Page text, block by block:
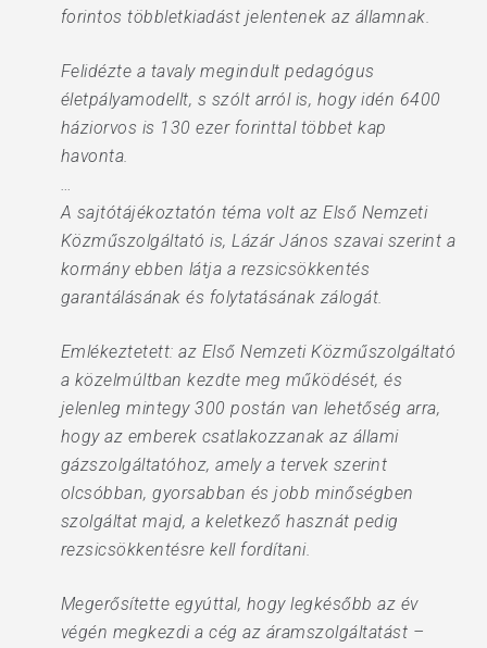
forintos többletkiadást jelentenek az államnak.
Felidézte a tavaly megindult pedagógus
életpályamodellt, s szólt arról is, hogy idén 6400
háziorvos is 130 ezer forinttal többet kap
havonta.
…
A sajtótájékoztatón téma volt az Első Nemzeti
Közműszolgáltató is, Lázár János szavai szerint a
kormány ebben látja a rezsicsökkentés
garantálásának és folytatásának zálogát.
Emlékeztetett: az Első Nemzeti Közműszolgáltató
a közelmúltban kezdte meg működését, és
jelenleg mintegy 300 postán van lehetőség arra,
hogy az emberek csatlakozzanak az állami
gázszolgáltatóhoz, amely a tervek szerint
olcsóbban, gyorsabban és jobb minőségben
szolgáltat majd, a keletkező hasznát pedig
rezsicsökkentésre kell fordítani.
Megerősítette egyúttal, hogy legkésőbb az év
végén megkezdi a cég az áramszolgáltatást –